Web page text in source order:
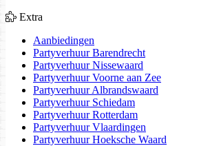
Extra
Aanbiedingen
Partyverhuur Barendrecht
Partyverhuur Nissewaard
Partyverhuur Voorne aan Zee
Partyverhuur Albrandswaard
Partyverhuur Schiedam
Partyverhuur Rotterdam
Partyverhuur Vlaardingen
Partyverhuur Hoeksche Waard